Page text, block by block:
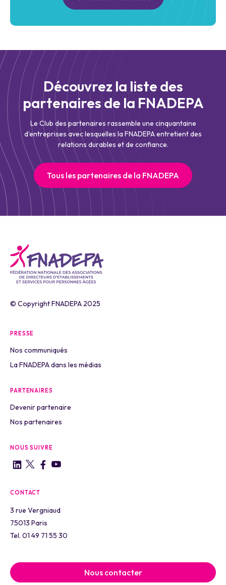
Découvrez la liste des
partenaires de la FNADEPA
Le Club des partenaires rassemble une cinquantaine
d’entreprises avec lesquelles la FNADEPA entretient des
relations durables et de confiance.
Tous les partenaires de la FNADEPA
© Copyright FNADEPA 2025
PRESSE
Nos communiqués
La FNADEPA dans les médias
PARTENAIRES
Devenir partenaire
Nos partenaires
NOUS SUIVRE
CONTACT
3 rue Vergniaud
75013 Paris
Tel. 01 49 71 55 30
Nous contacter